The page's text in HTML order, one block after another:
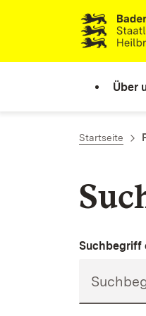
Zum Inhalt
Link zur
Über
Startseite
Suchbegriff